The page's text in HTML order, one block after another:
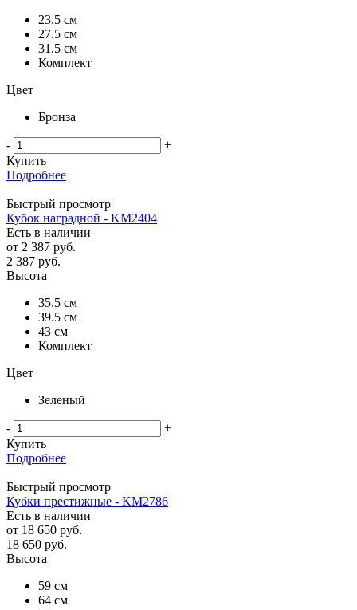
23.5 см
27.5 см
31.5 см
Комплект
Цвет
Бронза
-
+
Купить
Подробнее
Быстрый просмотр
Кубок наградной - KM2404
Есть в наличии
от 2 387 руб.
2 387 руб.
Высота
35.5 см
39.5 см
43 см
Комплект
Цвет
Зеленый
-
+
Купить
Подробнее
Быстрый просмотр
Кубки престижные - KM2786
Есть в наличии
от 18 650 руб.
18 650 руб.
Высота
59 см
64 см